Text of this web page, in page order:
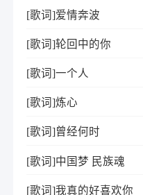
[歌词]爱情奔波
[歌词]轮回中的你
[歌词]一个人
[歌词]炼心
[歌词]曾经何时
[歌词]中国梦 民族魂
[歌词]我真的好喜欢你